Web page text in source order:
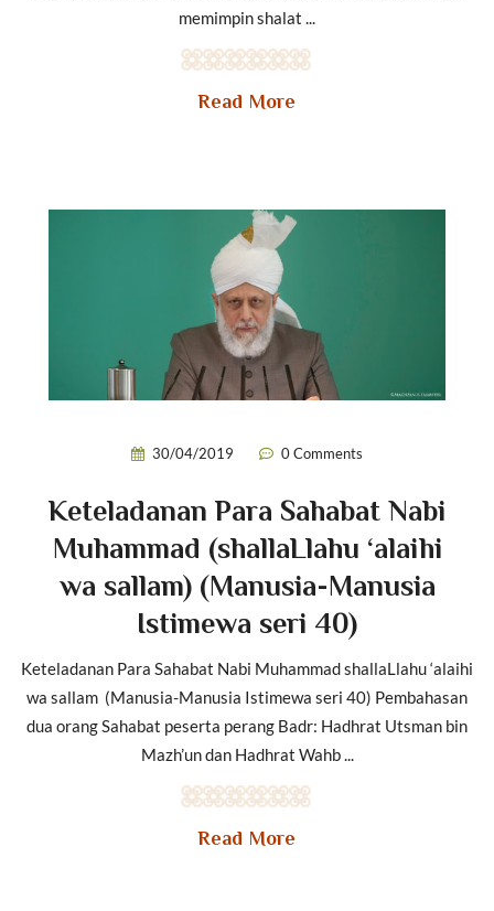
memimpin shalat ...
Read More
30/04/2019 0 Comments
Keteladanan Para Sahabat Nabi
Muhammad (shallaLlahu ‘alaihi
wa sallam) (Manusia-Manusia
Istimewa seri 40)
Keteladanan Para Sahabat Nabi Muhammad shallaLlahu ‘alaihi
wa sallam (Manusia-Manusia Istimewa seri 40) Pembahasan
dua orang Sahabat peserta perang Badr: Hadhrat Utsman bin
Mazh’un dan Hadhrat Wahb ...
Read More